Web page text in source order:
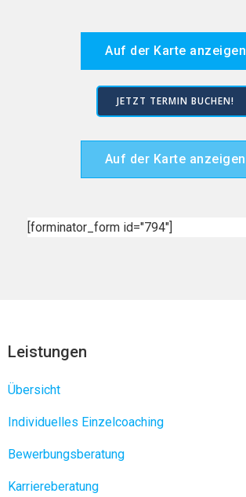
Auf der Karte anzeigen
JETZT TERMIN BUCHEN!
Auf der Karte anzeigen
[forminator_form id="794"]
Leistungen
Übersicht
Individuelles Einzelcoaching
Bewerbungsberatung
Karriereberatung